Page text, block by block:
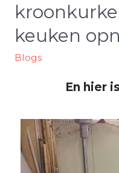
keuken
Blogs
En hier